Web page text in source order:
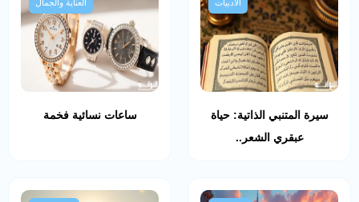
الأدبيات
سيرة المتنبي الذاتية: حياة
عبقري الشعر..
العناية والجمال
ساعات نسائية فخمة